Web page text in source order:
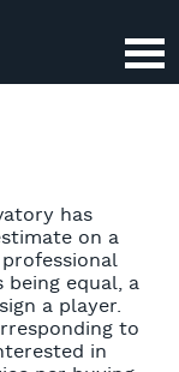
has
on a
being equal, a
a player.
to
in